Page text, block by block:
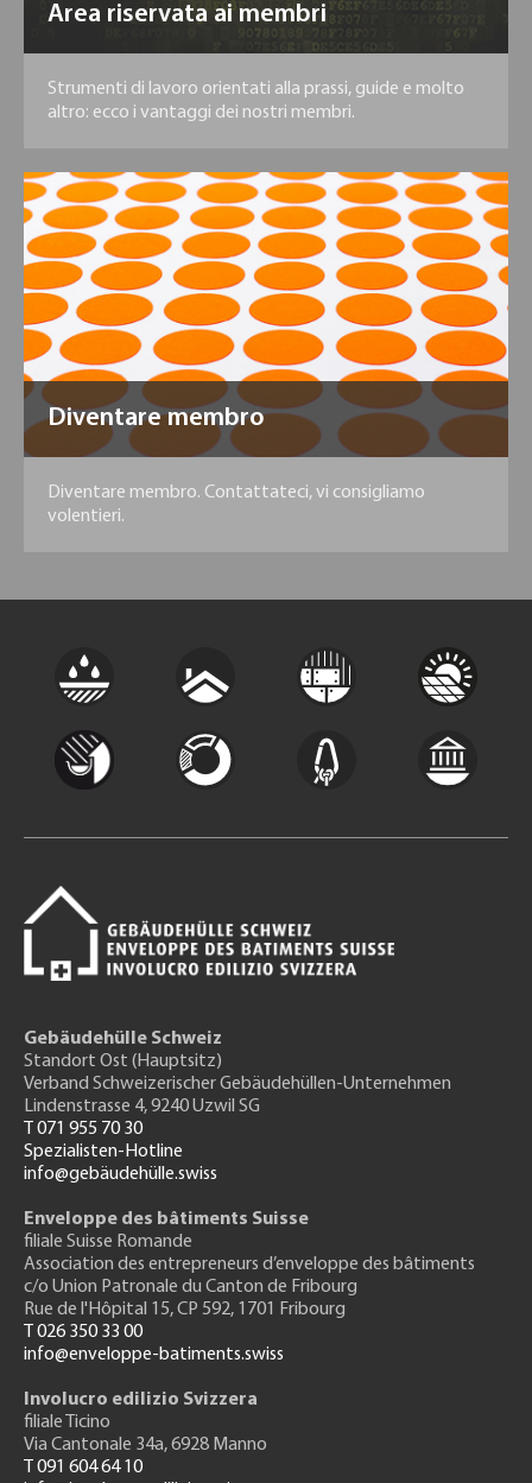
Area riservata ai membri
Strumenti di lavoro orientati alla prassi, guide e molto
altro: ecco i vantaggi dei nostri membri.
Diventare membro
Diventare membro. Contattateci, vi consigliamo
volentieri.
Gebäudehülle Schweiz
Standort Ost (Hauptsitz)
Verband Schweizerischer Gebäudehüllen-Unternehmen
Lindenstrasse 4, 9240 Uzwil SG
T 071 955 70 30
Spezialisten-Hotline
info@gebäudehülle.swiss
Enveloppe des bâtiments Suisse
filiale Suisse Romande
Association des entrepreneurs d’enveloppe des bâtiments
c/o Union Patronale du Canton de Fribourg
Rue de l'Hôpital 15, CP 592, 1701 Fribourg
T 026 350 33 00
info@enveloppe-batiments.swiss
Involucro edilizio Svizzera
filiale Ticino
Via Cantonale 34a, 6928 Manno
T 091 604 64 10